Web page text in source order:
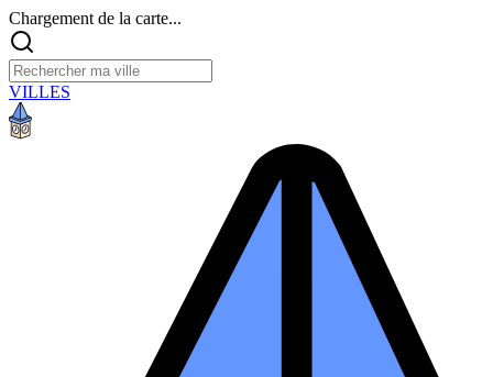
Chargement de la carte...
VILLES